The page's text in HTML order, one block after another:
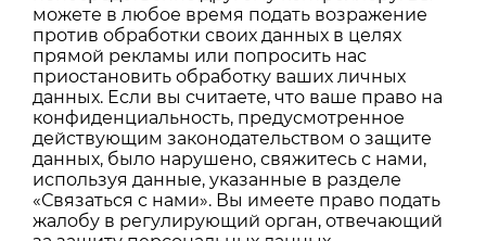
можете в любое время подать возражение
против обработки своих данных в целях
прямой рекламы или попросить нас
приостановить обработку ваших личных
данных. Если вы считаете, что ваше право на
конфиденциальность, предусмотренное
действующим законодательством о защите
данных, было нарушено, свяжитесь с нами,
используя данные, указанные в разделе
«Связаться с нами». Вы имеете право подать
жалобу в регулирующий орган, отвечающий